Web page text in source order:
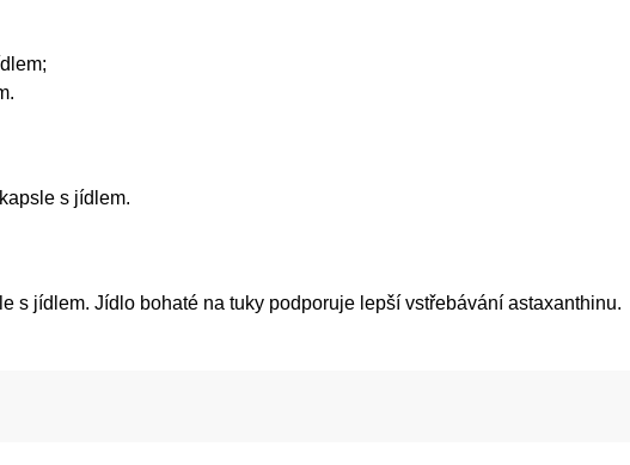
s jídlem.
s jídlem. Jídlo bohaté na tuky podporuje lepší vstřebávání astaxanthinu.